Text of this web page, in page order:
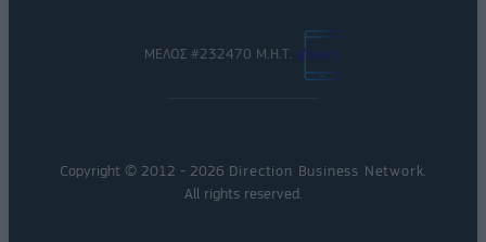
ΜΕΛΟΣ #232470 Μ.Η.Τ.
Copyright © 2012 - 2026 Direction Business Network.
All rights reserved.